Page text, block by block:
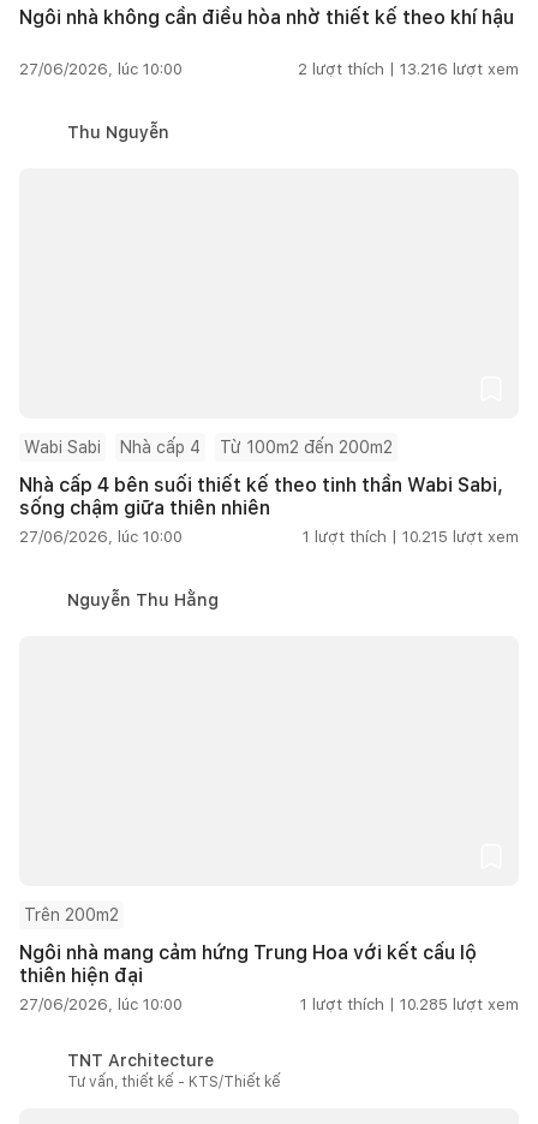
Ngôi nhà không cần điều hòa nhờ thiết kế theo khí hậu
27/06/2026, lúc 10:00 2 lượt thích | 13.216 lượt xem
Thu Nguyễn
Wabi Sabi Nhà cấp 4 Từ 100m2 đến 200m2
Nhà cấp 4 bên suối thiết kế theo tinh thần Wabi Sabi,
sống chậm giữa thiên nhiên
27/06/2026, lúc 10:00 1 lượt thích | 10.215 lượt xem
Nguyễn Thu Hằng
Trên 200m2
Ngôi nhà mang cảm hứng Trung Hoa với kết cấu lộ
thiên hiện đại
27/06/2026, lúc 10:00 1 lượt thích | 10.285 lượt xem
TNT Architecture
Tư vấn, thiết kế - KTS/Thiết kế